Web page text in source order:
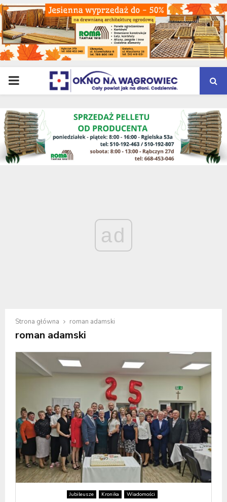
PRIMARY
MENU
ad
Strona główna roman adamski
roman adamski
Jubileusze Kronika Wiadomości